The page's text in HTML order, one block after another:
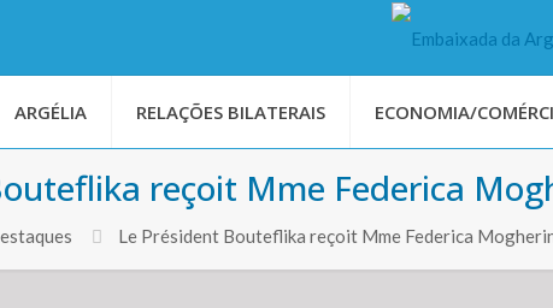
ARGÉLIA RELAÇÕES BILATERAIS ECONOMIA/
reçoit Mme Federica
Le Président Bouteflika reçoit Mme Federica